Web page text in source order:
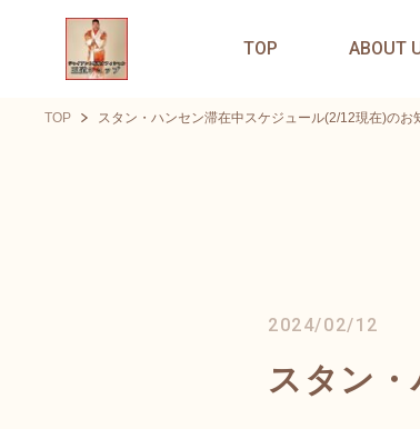
TOP ABOUT
TOP スタン・ハンセン滞在中スケジュール(2/12現在)のお
2024/02/12
スタン